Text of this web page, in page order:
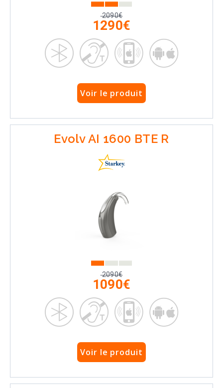
2090€
1290€
Voir le produit
Evolv AI 1600 BTE R
2090€
1090€
Voir le produit